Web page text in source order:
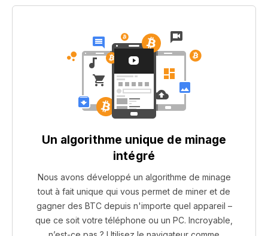
Un algorithme unique de minage
intégré
Nous avons développé un algorithme de minage
tout à fait unique qui vous permet de miner et de
gagner des BTC depuis n'importe quel appareil –
que ce soit votre téléphone ou un PC. Incroyable,